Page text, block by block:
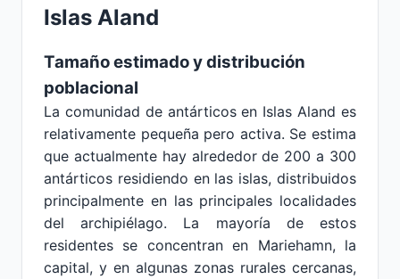
Islas Aland
Tamaño estimado y distribución
poblacional
La comunidad de antárticos en Islas Aland es
relativamente pequeña pero activa. Se estima
que actualmente hay alrededor de 200 a 300
antárticos residiendo en las islas, distribuidos
principalmente en las principales localidades
del archipiélago. La mayoría de estos
residentes se concentran en Mariehamn, la
capital, y en algunas zonas rurales cercanas,